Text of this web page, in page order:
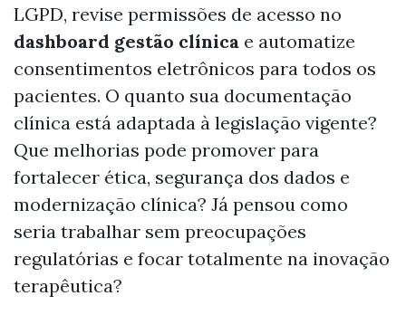
LGPD, revise permissões de acesso no
dashboard gestão clínica e automatize
consentimentos eletrônicos para todos os
pacientes. O quanto sua documentação
clínica está adaptada à legislação vigente?
Que melhorias pode promover para
fortalecer ética, segurança dos dados e
modernização clínica? Já pensou como
seria trabalhar sem preocupações
regulatórias e focar totalmente na inovação
terapêutica?